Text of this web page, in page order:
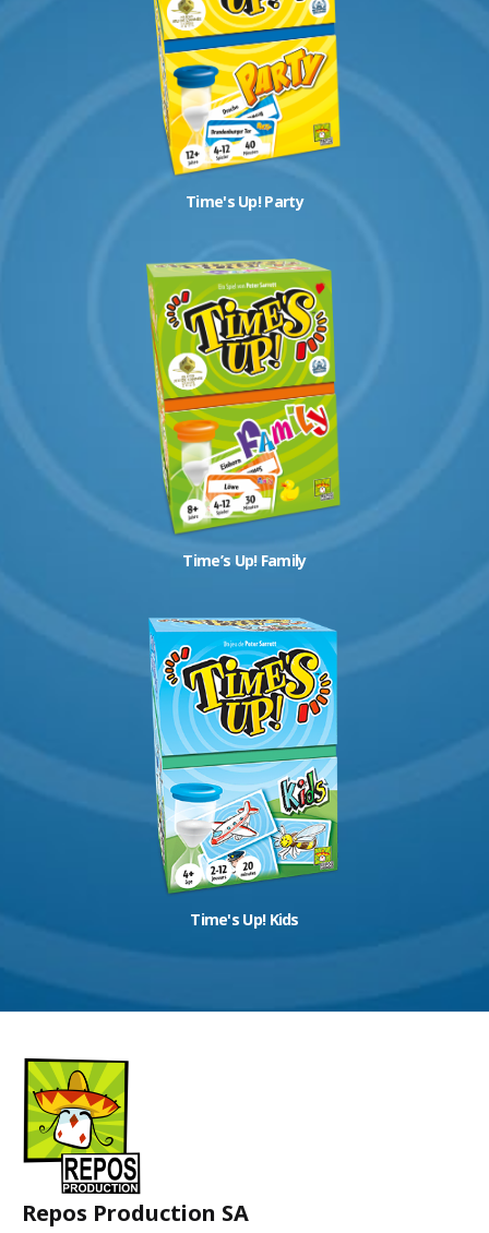
Time's Up! Party
Time’s Up! Family
Time's Up! Kids
Repos Production SA